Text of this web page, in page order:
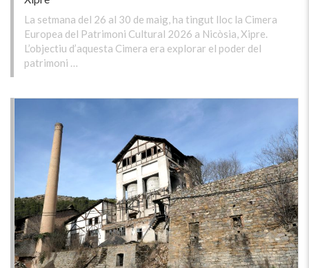
La setmana del 26 al 30 de maig, ha tingut lloc la Cimera
Europea del Patrimoni Cultural 2026 a Nicòsia, Xipre.
L’objectiu d’aquesta Cimera era explorar el poder del
patrimoni …